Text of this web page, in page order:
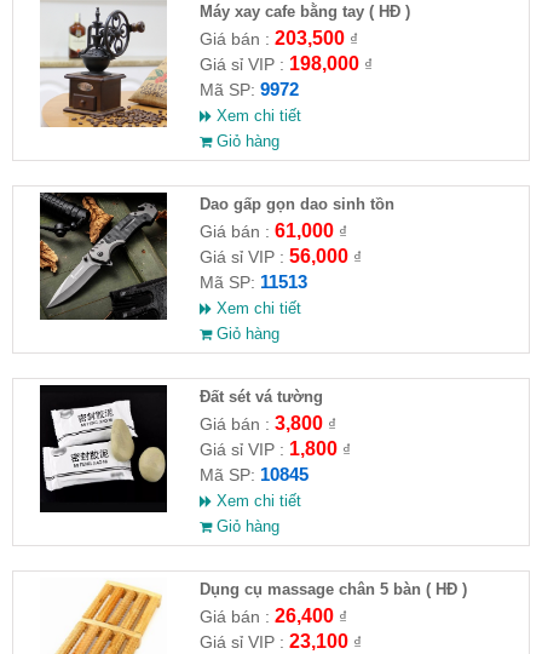
Máy xay cafe bằng tay ( HĐ )
Giá bán : 203,500₫
Giá sỉ VIP : 198,000₫
Mã SP: 9972
Xem chi tiết
Giỏ hàng
Dao gấp gọn dao sinh tồn
Giá bán : 61,000₫
Giá sỉ VIP : 56,000₫
Mã SP: 11513
Xem chi tiết
Giỏ hàng
Đất sét vá tường
Giá bán : 3,800₫
Giá sỉ VIP : 1,800₫
Mã SP: 10845
Xem chi tiết
Giỏ hàng
Dụng cụ massage chân 5 bàn ( HĐ )
Giá bán : 26,400₫
Giá sỉ VIP : 23,100₫